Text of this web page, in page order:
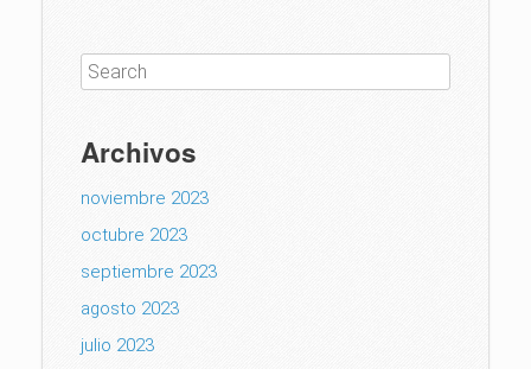
Archivos
noviembre 2023
octubre 2023
septiembre 2023
agosto 2023
julio 2023